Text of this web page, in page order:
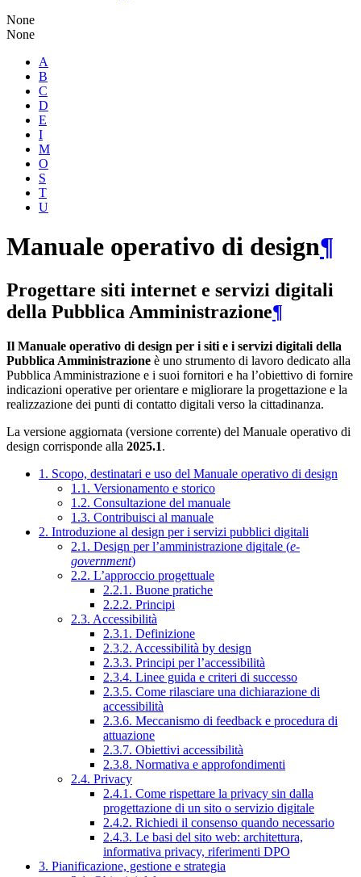
None
None
A
B
C
D
E
I
M
O
S
T
U
Manuale operativo di design¶
Progettare siti internet e servizi digitali
della Pubblica Amministrazione¶
Il Manuale operativo di design per i siti e i servizi digitali della
Pubblica Amministrazione è uno strumento di lavoro dedicato alla
Pubblica Amministrazione e i suoi fornitori e ha l’obiettivo di fornire
indicazioni operative per orientare e migliorare la progettazione e la
realizzazione dei punti di contatto digitali verso la cittadinanza.
La versione aggiornata (versione corrente) del Manuale operativo di
design corrisponde alla 2025.1.
1. Scopo, destinatari e uso del Manuale operativo di design
1.1. Versionamento e storico
1.2. Consultazione del manuale
1.3. Contribuisci al manuale
2. Introduzione al design per i servizi pubblici digitali
2.1. Design per l’amministrazione digitale (e-
government)
2.2. L’approccio progettuale
2.2.1. Buone pratiche
2.2.2. Principi
2.3. Accessibilità
2.3.1. Definizione
2.3.2. Accessibilità by design
2.3.3. Principi per l’accessibilità
2.3.4. Linee guida e criteri di successo
2.3.5. Come rilasciare una dichiarazione di
accessibilità
2.3.6. Meccanismo di feedback e procedura di
attuazione
2.3.7. Obiettivi accessibilità
2.3.8. Normativa e approfondimenti
2.4. Privacy
2.4.1. Come rispettare la privacy sin dalla
progettazione di un sito o servizio digitale
2.4.2. Richiedi il consenso quando necessario
2.4.3. Le basi del sito web: architettura,
informativa privacy, riferimenti DPO
3. Pianificazione, gestione e strategia